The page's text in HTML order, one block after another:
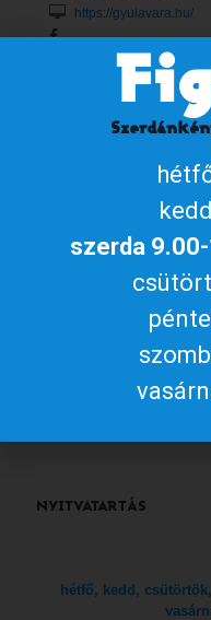
https://gyulavara.hu/
iCalendar / Outlook
Megosztom az eseményt
Aktuális
a
NYITVATARTÁS
hétfő, kedd,
szerda